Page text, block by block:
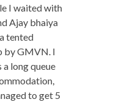
I waited with
Ajay bhaiya
tented
by GMVN. I
long queue
to get 5